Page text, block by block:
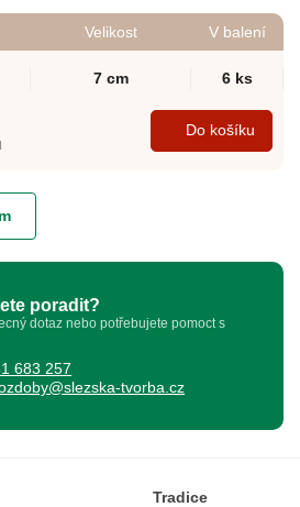
Velikost V balení
7 cm 6 ks
Do košíku
poradit?
dotaz nebo potřebujete pomoct s
683 257
tvorba.cz
Tradice